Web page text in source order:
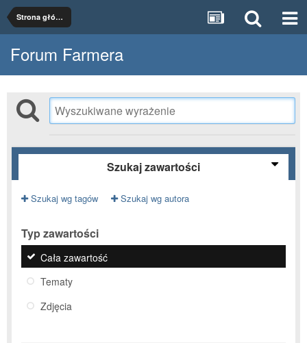
Strona główna
Forum Farmera
Szukaj zawartości
Szukaj wg tagów Szukaj wg autora
Typ zawartości
Cała zawartość
Tematy
Zdjęcia